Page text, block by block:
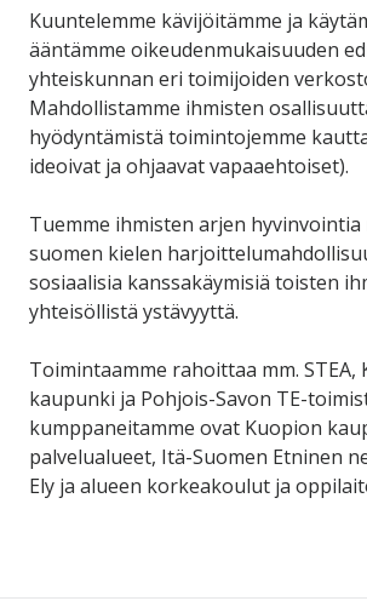
Kuuntelemme kävijöitämme ja
ääntämme oikeudenmukaisuuden
yhteiskunnan eri toimijoiden
Mahdollistamme ihmisten
hyödyntämistä toimintojemme
ideoivat ja ohjaavat vapaaehtoiset).
Tuemme ihmisten arjen hyvinvointia
suomen kielen
sosiaalisia kanssakäymisiä toisten
yhteisöllistä ystävyyttä.
Toimintaamme rahoittaa mm. STEA,
kaupunki ja Pohjois-Savon TE-
kumppaneitamme ovat Kuopion
palvelualueet, Itä-Suomen Etninen
Ely ja alueen korkeakoulut ja